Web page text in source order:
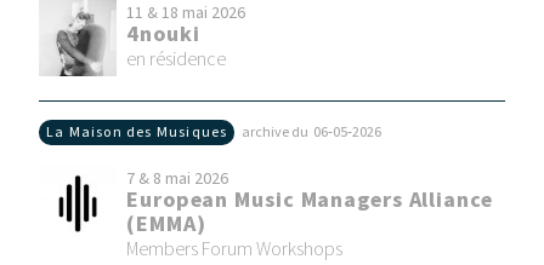
11 & 18 mai 2026
4nouki
en résidence
La Maison des Musiques archive du 06‑05‑2026
7 & 8 mai 2026
European Music Managers Alliance
(EMMA)
Members Forum Workshops